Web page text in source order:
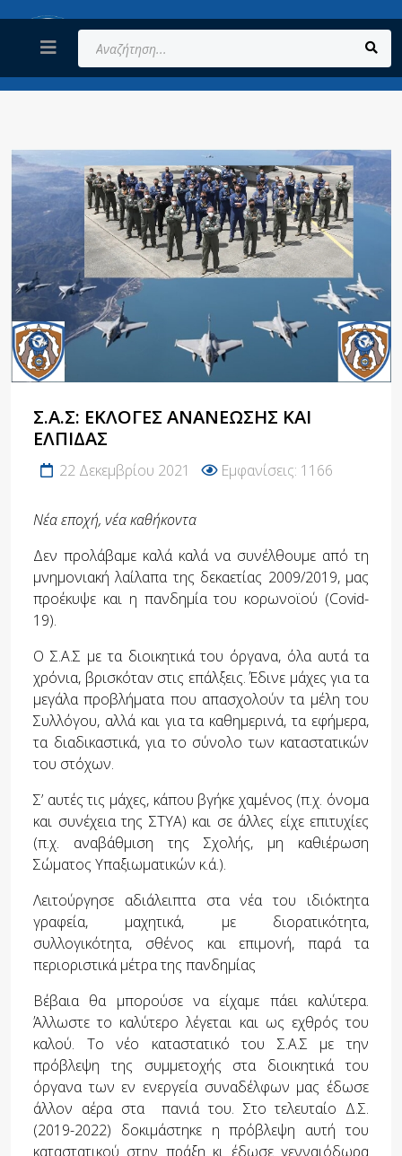
Αναζήτηση...
Σ.Α.Σ: ΕΚΛΟΓΈΣ ΑΝΑΝΈΩΣΗΣ ΚΑΙ
ΕΛΠΊΔΑΣ
22 Δεκεμβρίου 2021 Εμφανίσεις: 1166
Νέα εποχή, νέα καθήκοντα
Δεν προλάβαμε καλά καλά να συνέλθουμε από τη
μνημονιακή λαίλαπα της δεκαετίας 2009/2019, μας
προέκυψε και η πανδημία του κορωνοϊού (Covid-
19).
Ο Σ.Α.Σ με τα διοικητικά του όργανα, όλα αυτά τα
χρόνια, βρισκόταν στις επάλξεις. Έδινε μάχες για τα
μεγάλα προβλήματα που απασχολούν τα μέλη του
Συλλόγου, αλλά και για τα καθημερινά, τα εφήμερα,
τα διαδικαστικά, για το σύνολο των καταστατικών
του στόχων.
Σ’ αυτές τις μάχες, κάπου βγήκε χαμένος (π.χ. όνομα
και συνέχεια της ΣΤΥΑ) και σε άλλες είχε επιτυχίες
(π.χ. αναβάθμιση της Σχολής, μη καθιέρωση
Σώματος Υπαξιωματικών κ.ά.).
Λειτούργησε αδιάλειπτα στα νέα του ιδιόκτητα
γραφεία­, μαχητικά, με διορατικότητα,
συλλογικότητα, σθένος και επιμονή, παρά τα
περιοριστικά μέτρα της πανδημίας
Βέβαια θα μπορούσε να είχαμε πάει καλύτερα.
Άλλωστε το καλύτερο λέγεται και ως εχθρός του
καλού. Το νέο καταστατικό του Σ.Α.Σ με την
πρόβλεψη της συμμετοχής στα διοικητικά του
όργανα των εν ενεργεία συναδέλφων μας έδωσε
άλλον αέρα στα πανιά του. Στο τελευταίο Δ.Σ.
(2019-2022) δοκιμάστηκε η πρόβλεψη αυτή του
καταστατικού στην πράξη κι έδωσε γενναιόδωρα